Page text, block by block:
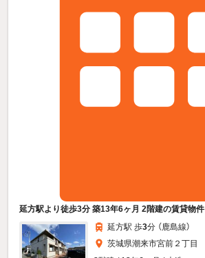
延方駅より徒歩3分 築13年6ヶ月 2階建の賃貸物件
延方駅 歩3分 （鹿島線）
茨城県潮来市宮前２丁目